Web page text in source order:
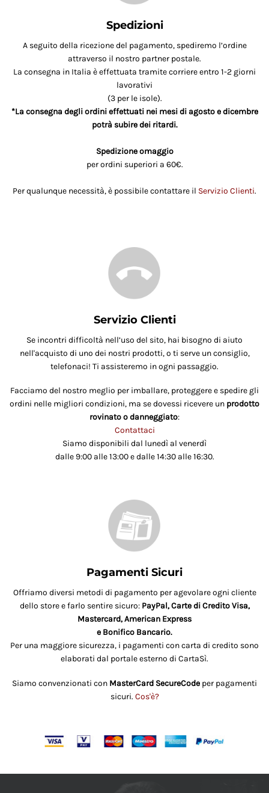
Spedizioni
A seguito della ricezione del pagamento, spediremo l’ordine
attraverso il nostro partner postale.
La consegna in Italia è effettuata tramite corriere entro 1-2 giorni
lavorativi
(3 per le isole).
*La consegna degli ordini effettuati nei mesi di agosto e dicembre
potrà subire dei ritardi.
Spedizione omaggio
per ordini superiori a 60€.
Per qualunque necessità, è possibile contattare il Servizio Clienti.
Servizio Clienti
Se incontri difficoltà nell’uso del sito, hai bisogno di aiuto
nell'acquisto di uno dei nostri prodotti, o ti serve un consiglio,
telefonaci! Ti assisteremo in ogni passaggio.
Facciamo del nostro meglio per imballare, proteggere e spedire gli
ordini nelle migliori condizioni, ma se dovessi ricevere un prodotto
rovinato o danneggiato:
Contattaci
Siamo disponibili dal lunedì al venerdì
dalle 9:00 alle 13:00 e dalle 14:30 alle 16:30.
Pagamenti Sicuri
Offriamo diversi metodi di pagamento per agevolare ogni cliente
dello store e farlo sentire sicuro: PayPal, Carte di Credito Visa,
Mastercard, American Express
e Bonifico Bancario.
Per una maggiore sicurezza, i pagamenti con carta di credito sono
elaborati dal portale esterno di CartaSì.
Siamo convenzionati con MasterCard SecureCode per pagamenti
sicuri. Cos'è?